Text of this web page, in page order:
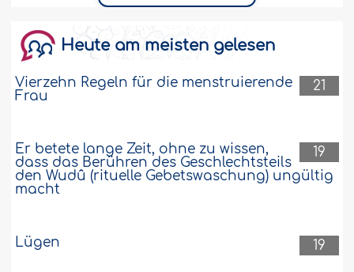
Heute am meisten gelesen
21
Vierzehn Regeln für die menstruierende
Frau
19
Er betete lange Zeit, ohne zu wissen,
dass das Berühren des Geschlechtsteils
den Wudû (rituelle Gebetswaschung) ungültig
macht
19
Lügen